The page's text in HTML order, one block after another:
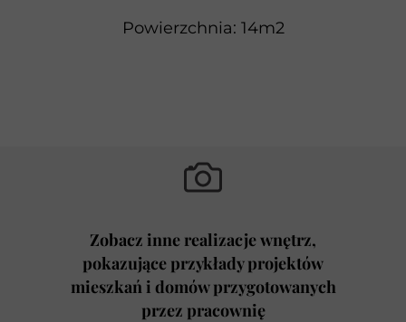
Powierzchnia: 14m2
Zobacz inne realizacje wnętrz,
pokazujące przykłady projektów
mieszkań i domów przygotowanych
przez pracownię